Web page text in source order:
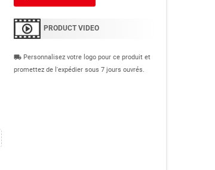
PRODUCT VIDEO
local_shipping Personnalisez votre logo pour ce produit et
promettez de l'expédier sous 7 jours ouvrés.